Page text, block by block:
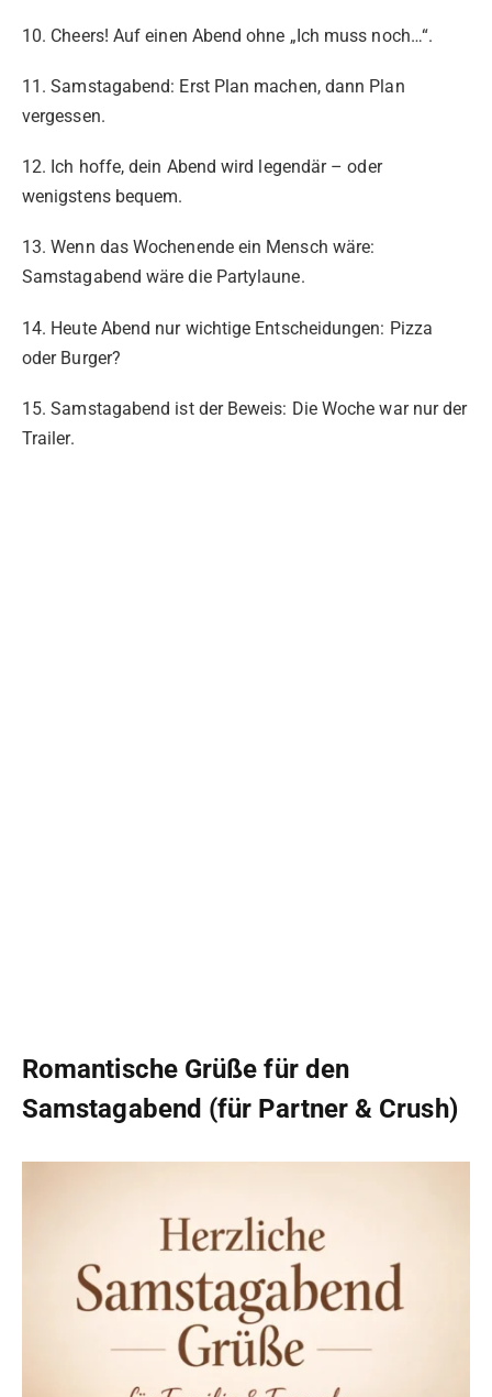
10. Cheers! Auf einen Abend ohne „Ich muss noch…“.
11. Samstagabend: Erst Plan machen, dann Plan
vergessen.
12. Ich hoffe, dein Abend wird legendär – oder
wenigstens bequem.
13. Wenn das Wochenende ein Mensch wäre:
Samstagabend wäre die Partylaune.
14. Heute Abend nur wichtige Entscheidungen: Pizza
oder Burger?
15. Samstagabend ist der Beweis: Die Woche war nur der
Trailer.
Romantische Grüße für den
Samstagabend (für Partner & Crush)